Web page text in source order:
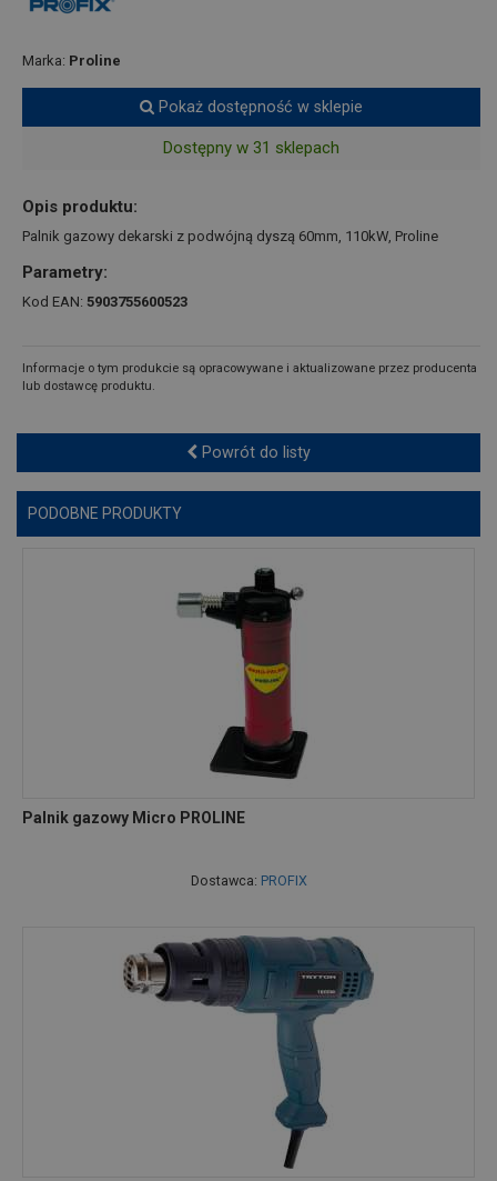
Marka: Proline
Pokaż dostępność w sklepie
Dostępny w 31 sklepach
Opis produktu:
Palnik gazowy dekarski z podwójną dyszą 60mm, 110kW, Proline
Parametry:
Kod EAN: 5903755600523
Informacje o tym produkcie są opracowywane i aktualizowane przez producenta
lub dostawcę produktu.
Powrót do listy
PODOBNE PRODUKTY
Palnik gazowy Micro PROLINE
Dostawca: PROFIX